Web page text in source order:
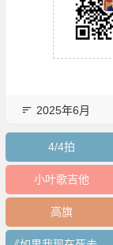
2025年6月
4/4拍
小叶歌吉他
高旗